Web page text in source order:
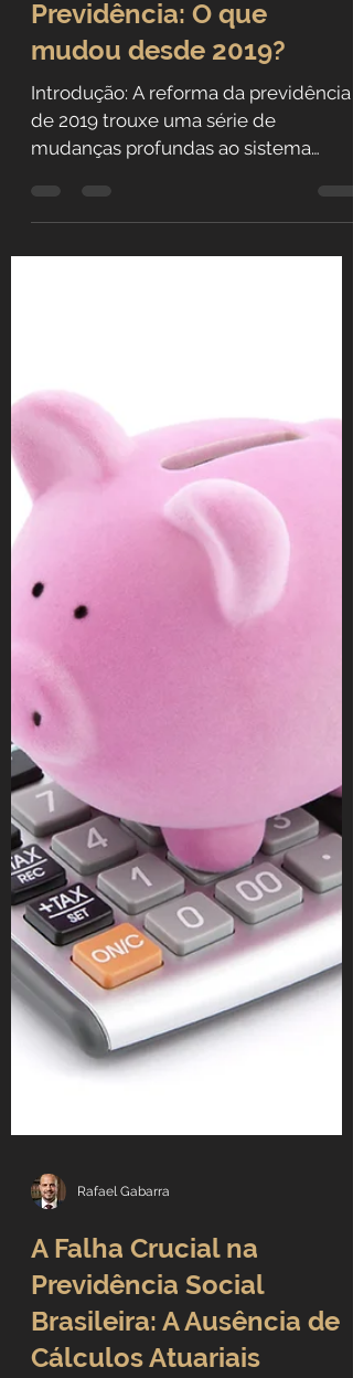
Mudanças na Reforma da
Previdência: O que
mudou desde 2019?
Introdução: A reforma da previdência
de 2019 trouxe uma série de
mudanças profundas ao sistema
Rafael Gabarra
A Falha Crucial na
Previdência Social